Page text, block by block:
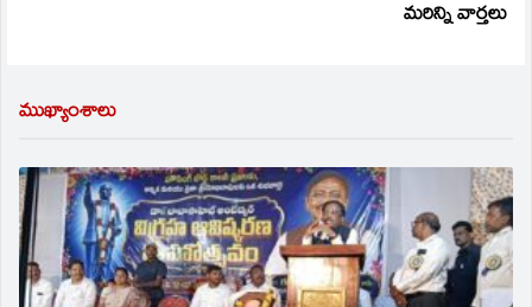
మరిన్ని వార్తలు
ముఖ్యాంశాలు